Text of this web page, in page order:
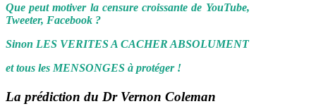
Que peut motiver la censure croissante de YouTube,
Tweeter, Facebook ?
Sinon LES VERITES A CACHER ABSOLUMENT
et tous les MENSONGES à protéger !
La prédiction du Dr Vernon Coleman